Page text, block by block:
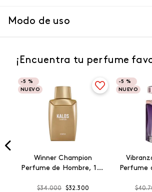
Modo de uso
¡Encuentra tu perfume
-5 %
NUEVO
Winner Champion
Perfume de Hombre, 100
$34.000 $32.300
-5 %
NUEVO
Perfume
$40.